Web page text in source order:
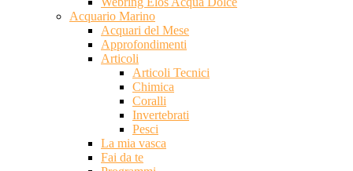
Acquario Marino
Acquari del Mese
Approfondimenti
Articoli
Articoli Tecnici
Chimica
Coralli
Invertebrati
Pesci
La mia vasca
Fai da te